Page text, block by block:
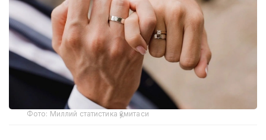
Фото: Миллий статистика қўмитаси